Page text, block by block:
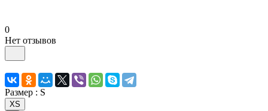
0
Нет отзывов
Размер : S
XS